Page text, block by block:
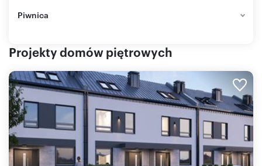
Piwnica
Projekty domów piętrowych